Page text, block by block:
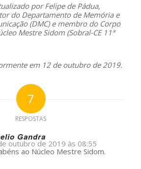
por Felipe de Pádua,
do Departamento de Memória e
(DMC) e membro do Corpo
Mestre Sidom (Sobral-CE 11ª
em 12 de outubro de 2019.
7
RESPOSTAS
Gandra
outubro de 2019 às 08:55
ao Núcleo Mestre Sidom.